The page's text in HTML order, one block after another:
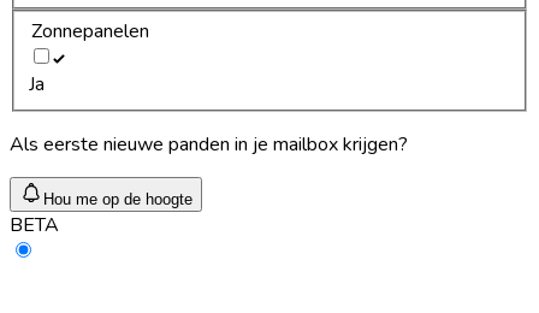
Zonnepanelen
Ja
Als eerste nieuwe panden in je mailbox krijgen?
Hou me op de hoogte
BETA